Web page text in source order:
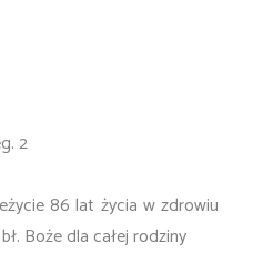
2
86 lat życia w zdrowiu
Boże dla całej rodziny